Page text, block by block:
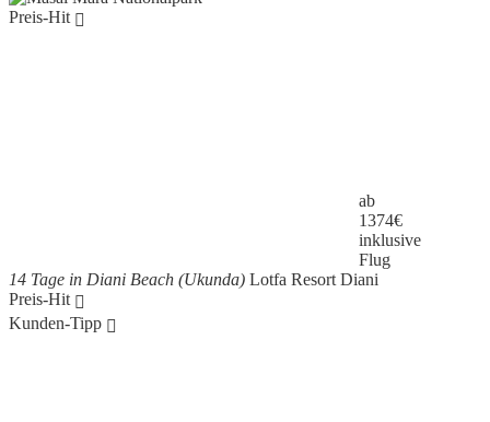
Preis-Hit
ab
1374€
inklusive
Flug
14 Tage in Diani Beach (Ukunda) Lotfa Resort Diani
Preis-Hit
Kunden-Tipp